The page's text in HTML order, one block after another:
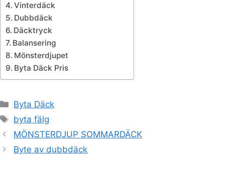
Vinterdäck
Dubbdäck
Däcktryck
Balansering
Mönsterdjupet
Byta Däck Pris
Kategorier
Byta Däck
Etiketter
byta fälg
MÖNSTERDJUP SOMMARDÄCK
Byte av dubbdäck